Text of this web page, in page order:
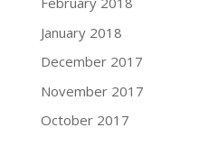
January 2018
December 2017
November 2017
October 2017